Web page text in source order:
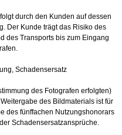
durch den Kunden auf dessen
Der Kunde trägt das Risiko des
des Transports bis zum Eingang
Schadensersatz
des Fotografen erfolgten)
des Bildmaterials ist für
des fünffachen Nutzungshonorars
Schadensersatzansprüche.